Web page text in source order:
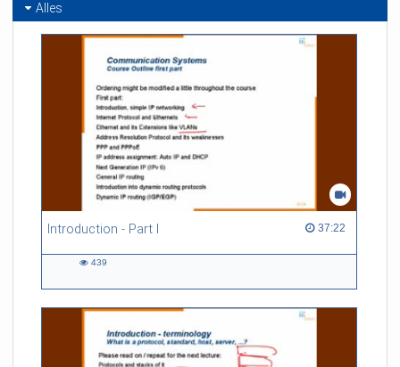
Alles
Introduction - Part I 37:22
37:22 duration
439